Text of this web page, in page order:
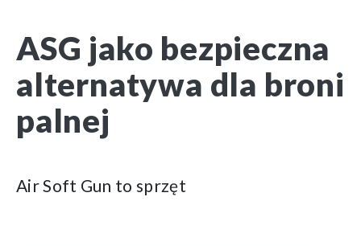
ASG jako bezpieczna
alternatywa dla broni
palnej
Air Soft Gun to sprzęt